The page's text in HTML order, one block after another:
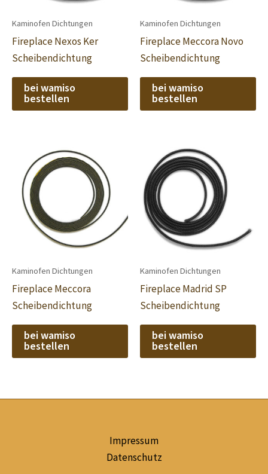
Kaminofen Dichtungen
Fireplace Nexos Ker
Scheibendichtung
bei wamiso
bestellen
Kaminofen Dichtungen
Fireplace Meccora Novo
Scheibendichtung
bei wamiso
bestellen
Kaminofen Dichtungen
Fireplace Meccora
Scheibendichtung
bei wamiso
bestellen
Kaminofen Dichtungen
Fireplace Madrid SP
Scheibendichtung
bei wamiso
bestellen
Impressum
Datenschutz